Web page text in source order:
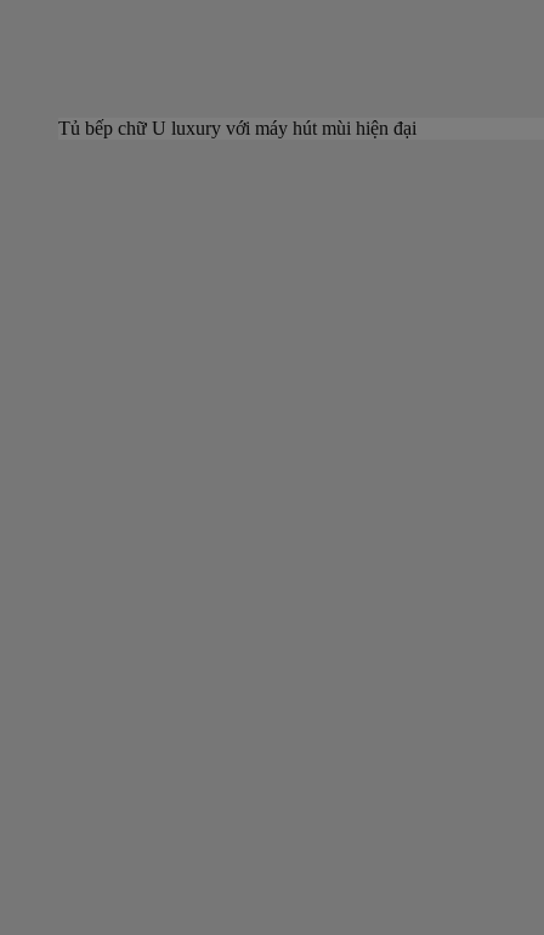
Tủ bếp chữ U luxury với máy hút mùi hiện đại